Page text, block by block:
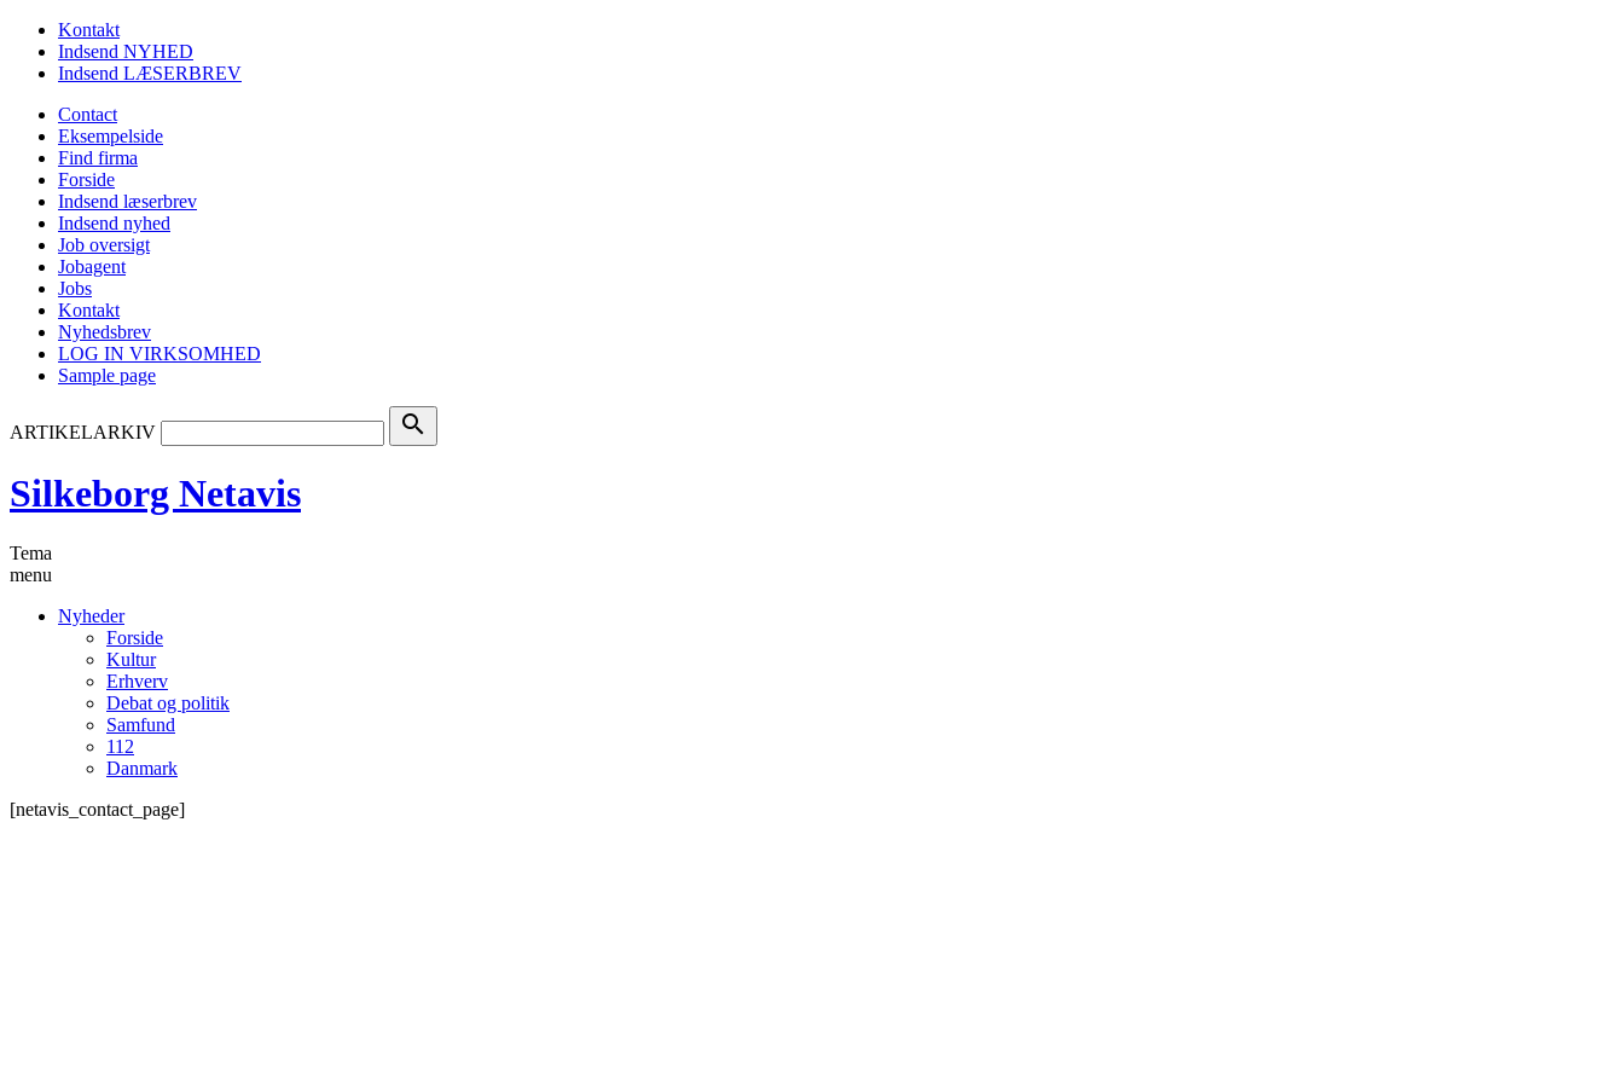
Kontakt
Indsend NYHED
Indsend LÆSERBREV
Contact
Eksempelside
Find firma
Forside
Indsend læserbrev
Indsend nyhed
Job oversigt
Jobagent
Jobs
Kontakt
Nyhedsbrev
LOG IN VIRKSOMHED
Sample page
ARTIKELARKIV search
Silkeborg Netavis
Tema
menu
Nyheder
Forside
Kultur
Erhverv
Debat og politik
Samfund
112
Danmark
[netavis_contact_page]